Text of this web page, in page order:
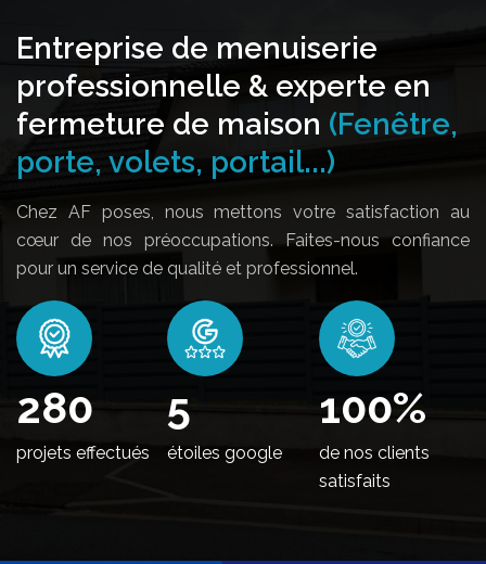
Entreprise de menuiserie
professionnelle & experte en
fermeture de maison (Fenêtre,
porte, volets, portail...)
Chez AF poses, nous mettons votre satisfaction au
cœur de nos préoccupations. Faites-nous confiance
pour un service de qualité et professionnel.
342
projets effectués
5
étoiles google
100%
de nos clients
satisfaits